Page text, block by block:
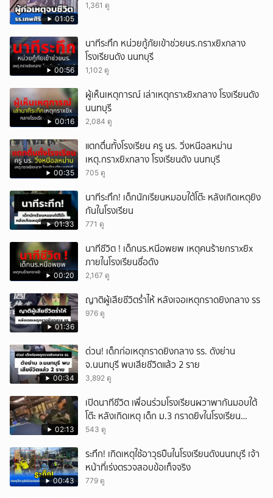
01:05
1,361 ดู
00:56
นาทีระทึก หน่วยกู้ภัยเข้าช่วยนร.กราxยิxกลาง
โรงเรียนดัง นนทบุรี
1,102 ดู
00:16
ผู้เห็นเหตุการณ์ เล่าเหตุกราxยิxกลาง โรงเรียนดัง
นนทบุรี
2,084 ดู
00:35
แตกตื่นทั้งโรงเรียน ครู นร. วิ่งหนีอลหม่าน
เหตุ.กราxยิxกลาง โรงเรียนดัง นนทบุรี
705 ดู
01:33
นาทีระทึก! เด็กนักเรียนหมอบใต้โต๊ะ หลังเกิดเหตุยิง
กันในโรงเรียน
771 ดู
00:20
นาทีชีวิต ! เด็กนร.หนีอพยพ เหตุคนร้ายกราxยิx
ภายในโรงเรียนชื่อดัง
2,167 ดู
01:36
ญาติผู้เสียชีวิตร่ำไห้ หลังเจอเหตุกราดยิงกลาง รร
976 ดู
00:34
ด่วน! เด็กก่อเหตุกราดยิงกลาง รร. ดังย่าน
จ.นนทบุรี พบเสียชีวิตแล้ว 2 ราย
3,892 ดู
02:13
เปิดนาทีชีวิต เพื่อนร่วมโรงเรียนผวาพากันมอบใต้
โต๊ะ หลังเกิดเหตุ เด็ก ม.3 กราดยิvในโรงเรียน
เทพศิรินทร์นนท์ แบบไม่เลือกหน้า เสียงปืนดังสนั่น
543 ดู
00:43
ระทึก! เกิดเหตุใช้อาวุธปืuในโรงเรียนดังนนทบุรี เจ้า
หน้าที่เร่งตรวจสอบข้อเท็จจริง
779 ดู